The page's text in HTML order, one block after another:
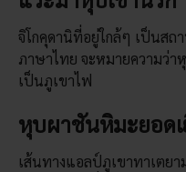
จิโกคุดานิที่อยู่ใกล้ๆ เป็นสถ
ภาษาไทย จะหมายความว่า
เป็นภูเขาไฟ
หุบผาชันหิมะยอด
เส้นทางแอลป์ภูเขาทาเตยา